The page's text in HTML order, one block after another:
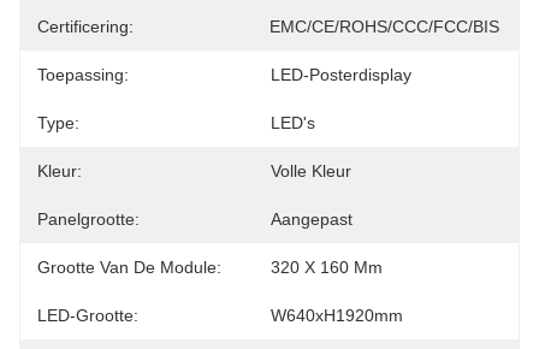
Certificering: EMC/CE/ROHS/CCC/FCC/BIS
Toepassing: LED-Posterdisplay
Type: LED's
Kleur: Volle Kleur
Panelgrootte: Aangepast
Grootte Van De Module: 320 X 160 Mm
LED-Grootte: W640xH1920mm